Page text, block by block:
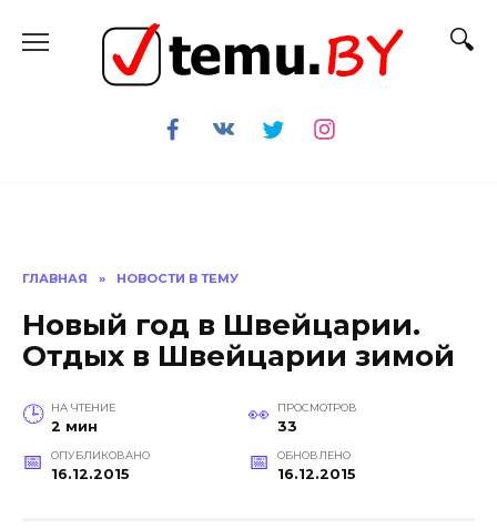
содержанию
ГЛАВНАЯ » НОВОСТИ В ТЕМУ
Новый год в Швейцарии.
Отдых в Швейцарии зимой
НА ЧТЕНИЕ
2 мин
ПРОСМОТРОВ
33
ОПУБЛИКОВАНО
16.12.2015
ОБНОВЛЕНО
16.12.2015